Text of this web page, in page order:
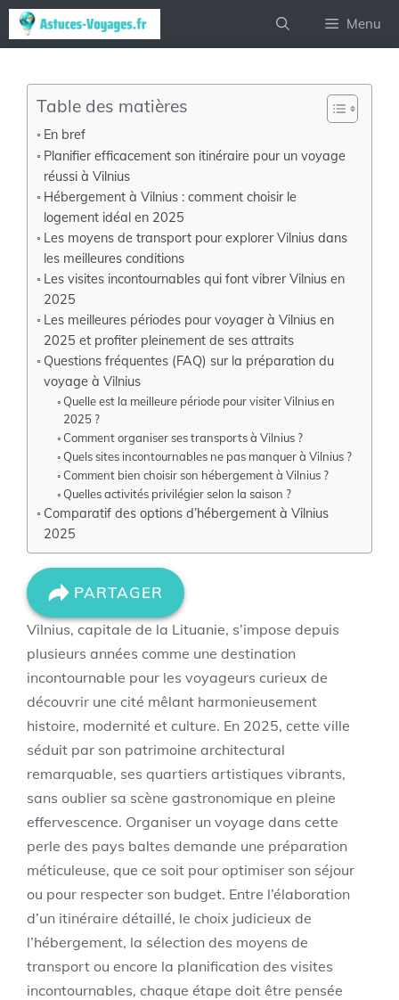
Aller
au
Menu
Table des matières
En bref
Planifier efficacement son itinéraire pour un voyage
réussi à Vilnius
Hébergement à Vilnius : comment choisir le
logement idéal en 2025
Les moyens de transport pour explorer Vilnius dans
les meilleures conditions
Les visites incontournables qui font vibrer Vilnius en
2025
Les meilleures périodes pour voyager à Vilnius en
2025 et profiter pleinement de ses attraits
Questions fréquentes (FAQ) sur la préparation du
voyage à Vilnius
Quelle est la meilleure période pour visiter Vilnius en
2025 ?
Comment organiser ses transports à Vilnius ?
Quels sites incontournables ne pas manquer à Vilnius ?
Comment bien choisir son hébergement à Vilnius ?
Quelles activités privilégier selon la saison ?
Comparatif des options d’hébergement à Vilnius
2025
PARTAGER
Vilnius, capitale de la Lituanie, s’impose depuis
plusieurs années comme une destination
incontournable pour les voyageurs curieux de
découvrir une cité mêlant harmonieusement
histoire, modernité et culture. En 2025, cette ville
séduit par son patrimoine architectural
remarquable, ses quartiers artistiques vibrants,
sans oublier sa scène gastronomique en pleine
effervescence. Organiser un voyage dans cette
perle des pays baltes demande une préparation
méticuleuse, que ce soit pour optimiser son séjour
ou pour respecter son budget. Entre l’élaboration
d’un itinéraire détaillé, le choix judicieux de
l’hébergement, la sélection des moyens de
transport ou encore la planification des visites
incontournables, chaque étape doit être pensée